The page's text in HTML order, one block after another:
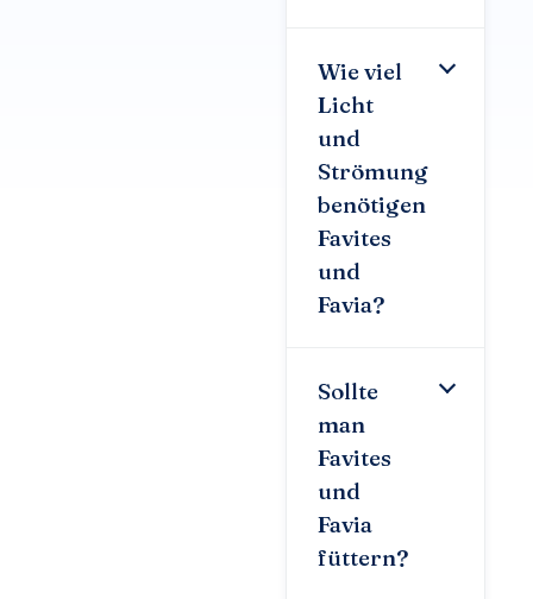
Wie viel
Licht
und
Strömung
benötigen
Favites
und
Favia?
Sollte
man
Favites
und
Favia
füttern?